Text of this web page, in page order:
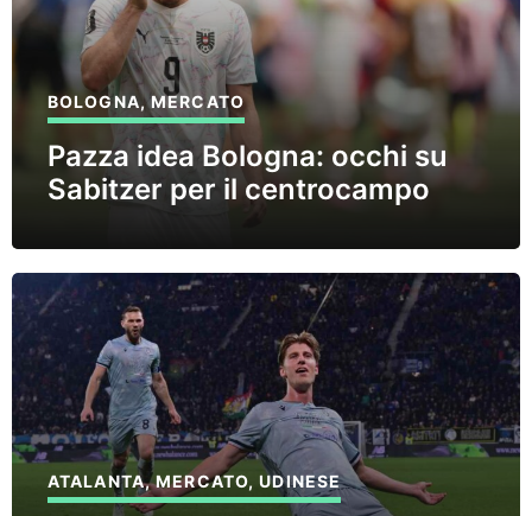
BOLOGNA,MERCATO
Pazza idea Bologna: occhi su
Sabitzer per il centrocampo
ATALANTA,MERCATO,UDINESE